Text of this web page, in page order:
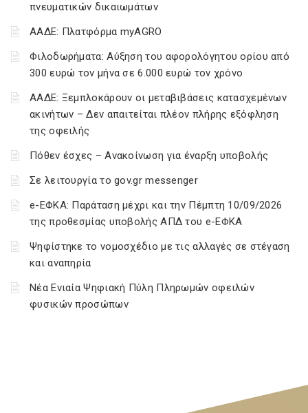
πνευματικών δικαιωμάτων
ΑΑΔΕ: Πλατφόρμα myAGRO
Φιλοδωρήματα: Αύξηση του αφορολόγητου ορίου από
300 ευρώ τον μήνα σε 6.000 ευρώ τον χρόνο
ΑΑΔΕ: Ξεμπλοκάρουν οι μεταβιβάσεις κατασχεμένων
ακινήτων – Δεν απαιτείται πλέον πλήρης εξόφληση
της οφειλής
Πόθεν έσχες – Ανακοίνωση για έναρξη υποβολής
Σε λειτουργία το gov.gr messenger
e-ΕΦΚΑ: Παράταση μέχρι και την Πέμπτη 10/09/2026
της προθεσμίας υποβολής ΑΠΔ του e-ΕΦΚΑ
Ψηφίστηκε το νομοσχέδιο με τις αλλαγές σε στέγαση
και αναπηρία
Νέα Ενιαία Ψηφιακή Πύλη Πληρωμών οφειλών
φυσικών προσώπων